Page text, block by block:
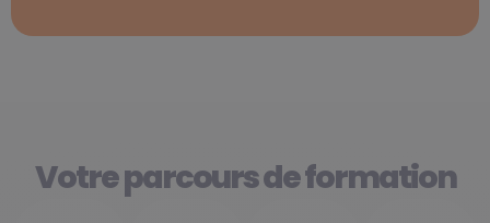
Votre parcours de formation